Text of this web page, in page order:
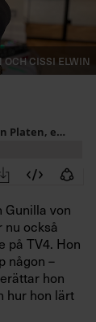
Cissi Elwin
Gunilla von
nu också
på TV4. Hon
någon –
hon
hur hon lärt